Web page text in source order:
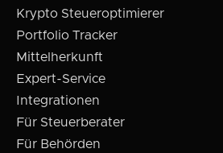
Krypto Steueroptimierer
Portfolio Tracker
Mittelherkunft
Expert-Service
Integrationen
Für Steuerberater
Für Behörden